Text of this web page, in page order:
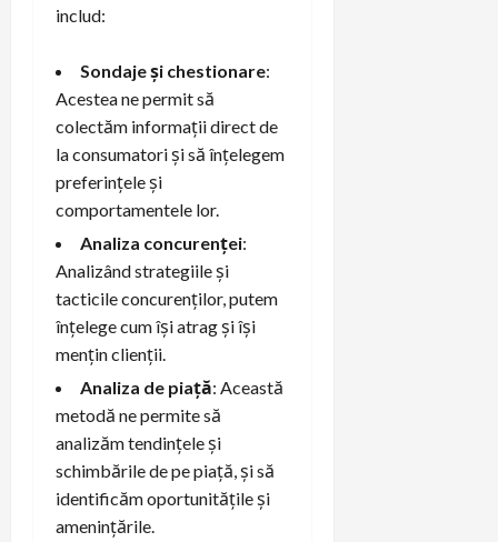
includ:
Sondaje și chestionare:
Acestea ne permit să
colectăm informații direct de
la consumatori și să înțelegem
preferințele și
comportamentele lor.
Analiza concurenței:
Analizând strategiile și
tacticile concurenților, putem
înțelege cum își atrag și își
mențin clienții.
Analiza de piață: Această
metodă ne permite să
analizăm tendințele și
schimbările de pe piață, și să
identificăm oportunitățile și
amenințările.